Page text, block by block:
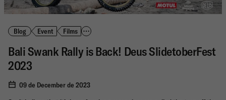
Blog Event Films
Bali Swank Rally is Back! Deus SlidetoberFest
2023
09 de December de 2023